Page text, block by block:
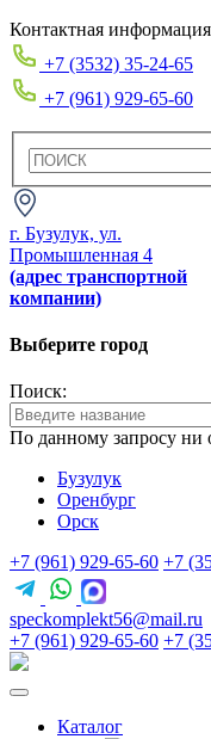
Контактная информация
+7 (3532) 35-24-65
+7 (961) 929-65-60
г. Бузулук, ул.
Промышленная 4
(адрес транспортной
компании)
Выберите город
Поиск:
По данному запросу ни
Бузулук
Оренбург
Орск
+7 (961) 929-65-60 +7
speckomplekt56@mail.ru
+7 (961) 929-65-60 +7
Каталог